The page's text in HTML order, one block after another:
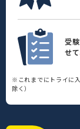
受
せて
※これまでにトライに
除く）